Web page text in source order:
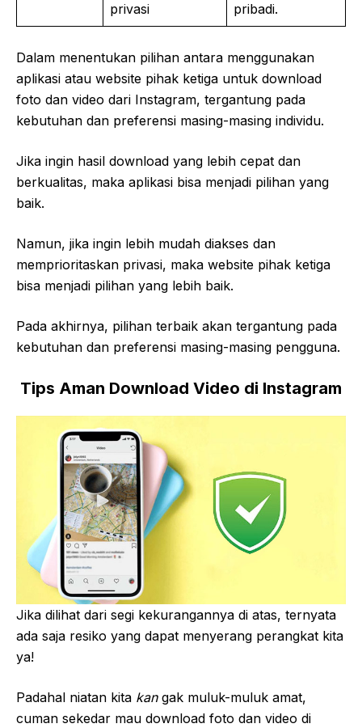
privasi
pribadi.
Dalam menentukan pilihan antara menggunakan
aplikasi atau website pihak ketiga untuk download
foto dan video dari Instagram, tergantung pada
kebutuhan dan preferensi masing-masing individu.
Jika ingin hasil download yang lebih cepat dan
berkualitas, maka aplikasi bisa menjadi pilihan yang
baik.
Namun, jika ingin lebih mudah diakses dan
memprioritaskan privasi, maka website pihak ketiga
bisa menjadi pilihan yang lebih baik.
Pada akhirnya, pilihan terbaik akan tergantung pada
kebutuhan dan preferensi masing-masing pengguna.
Tips Aman Download Video di Instagram
Jika dilihat dari segi kekurangannya di atas, ternyata
ada saja resiko yang dapat menyerang perangkat kita
ya!
Padahal niatan kita kan gak muluk-muluk amat,
cuman sekedar mau download foto dan video di